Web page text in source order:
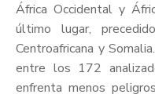
África Occidental y
último lugar,
Centroafricana y
entre los 172
enfrenta menos